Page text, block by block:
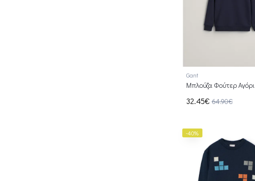
Gant
Μπλούζα Φούτερ Αγόρι
32.45€ 64.90€
-40%